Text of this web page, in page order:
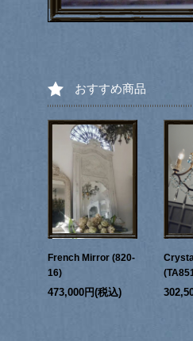
おすすめ商品
French Mirror (820-
16)
473,000円(税込)